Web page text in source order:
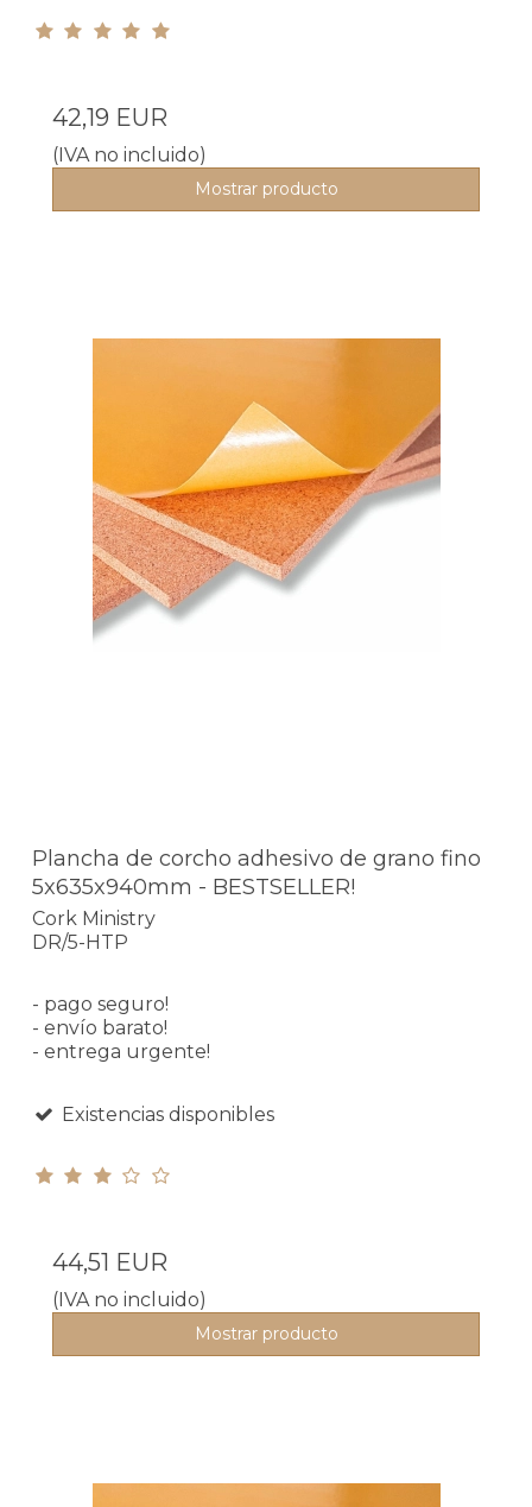
42,19 EUR
(IVA no incluido)
Mostrar producto
Plancha de corcho adhesivo de grano fino
5x635x940mm - BESTSELLER!
Cork Ministry
DR/5-HTP
- pago seguro!
- envío barato!
- entrega urgente!
Existencias disponibles
44,51 EUR
(IVA no incluido)
Mostrar producto